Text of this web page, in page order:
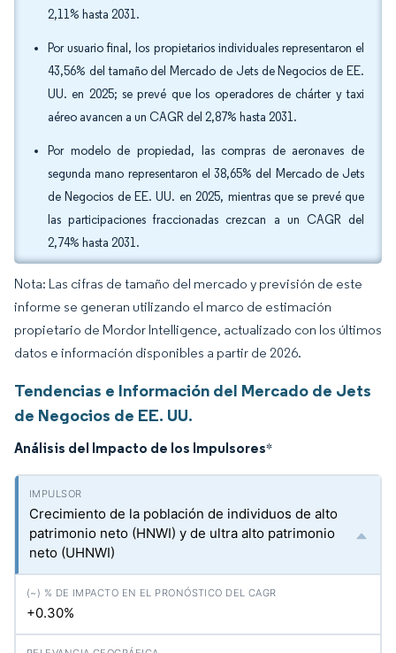
2,11% hasta 2031.
Por usuario final, los propietarios individuales representaron el
43,56% del tamaño del Mercado de Jets de Negocios de EE.
UU. en 2025; se prevé que los operadores de chárter y taxi
aéreo avancen a un CAGR del 2,87% hasta 2031.
Por modelo de propiedad, las compras de aeronaves de
segunda mano representaron el 38,65% del Mercado de Jets
de Negocios de EE. UU. en 2025, mientras que se prevé que
las participaciones fraccionadas crezcan a un CAGR del
2,74% hasta 2031.
Nota: Las cifras de tamaño del mercado y previsión de este
informe se generan utilizando el marco de estimación
propietario de Mordor Intelligence, actualizado con los últimos
datos e información disponibles a partir de 2026.
Tendencias e Información del Mercado de Jets
de Negocios de EE. UU.
Análisis del Impacto de los Impulsores*
Crecimiento de la población de individuos de alto
patrimonio neto (HNWI) y de ultra alto patrimonio
neto (UHNWI)
+0.30%